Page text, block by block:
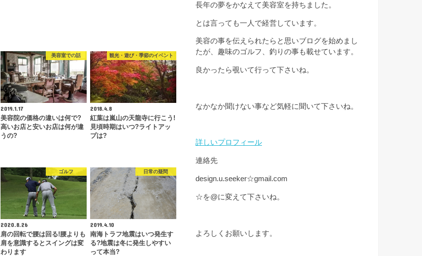
美容室での話
2019.1.17
美容院の価格の違いは何で?
高いお店と安いお店は何が違
うの?
観光・遊び・季節のイベント
2018.4.8
紅葉は嵐山の天龍寺に行こう!
見頃時期はいつ?ライトアッ
プは?
ゴルフ
2020.8.26
肩の回転で腰は回る!腰よりも
肩を意識するとスイングは変
わります
日常の疑問
2019.4.10
南海トラフ地震はいつ発生す
る?地震は冬に発生しやすい
って本当?
長年の夢をかなえて美容室を持ちました。
とは言っても一人で経営しています。
美容の事を伝えられたらと思いブログを始めまし
たが、趣味のゴルフ、釣りの事も載せています。
良かったら覗いて行って下さいね。
なかなか聞けない事など気軽に聞いて下さいね。
詳しいプロフィール
連絡先
design.u.seeker☆gmail.com
☆を@に変えて下さいね。
よろしくお願いします。